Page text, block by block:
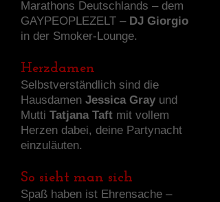
Marathons Deutschlands – dem
GAYPEOPLEZELT – DJ Giorgio
in der Smoker-Lounge.
Herzdamen
Selbstverständlich sind die
Hausdamen Jessica Gray und
Mutti Tatjana Taft mit vollem
Herzen dabei, deine Partynacht
einzuläuten.
So sieht man sich
Spaß haben ist Ehrensache –